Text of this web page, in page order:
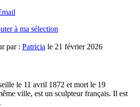
à ma sélection
par : Patricia le 21 février 2026
le 11 avril 1872 et mort le 19
ville, est un sculpteur français. Il est